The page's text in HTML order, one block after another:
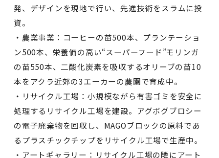
発、デザインを現地で行い、先進技術をスラムに投
資。
・農業事業：コーヒーの苗500本、プランテーショ
ン500本、栄養価の高い“スーパーフード”モリンガ
の苗550本、二酸化炭素を吸収するオリーブの苗10
本をアクラ近郊の3エーカーの農園で育成中。
・リサイクル工場：小規模ながら有害ゴミを安全に
処理するリサイクル工場を建設。アグボグブロシー
の電子廃棄物を回収し、MAGOブロックの原料であ
るプラスチックチップをリサイクル工場で生産中。
・アートギャラリー：リサイクル工場の隣にアート